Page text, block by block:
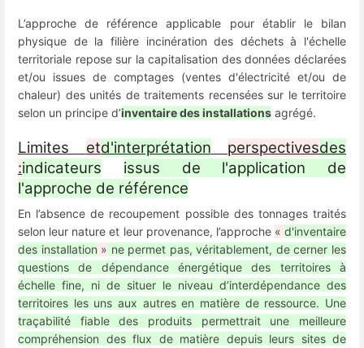
L’approche de référence applicable pour établir le bilan
physique de la filière incinération des déchets à l'échelle
territoriale repose sur la capitalisation des données déclarées
et/ou issues de comptages (ventes d'électricité et/ou de
chaleur) des unités de traitements recensées sur le territoire
selon un principe d’inventaire des installations agrégé.
Limites etd'interprétation perspectivesdes
:indicateurs
issus de l'application de
l'approche de référence
En l’absence de recoupement possible des tonnages traités
selon leur nature et leur provenance, l’approche « d'inventaire
des installation » ne permet pas, véritablement, de cerner les
questions de dépendance énergétique des territoires à
échelle fine, ni de situer le niveau d’interdépendance des
territoires les uns aux autres en matière de ressource. Une
traçabilité fiable des produits permettrait une meilleure
compréhension des flux de matière depuis leurs sites de